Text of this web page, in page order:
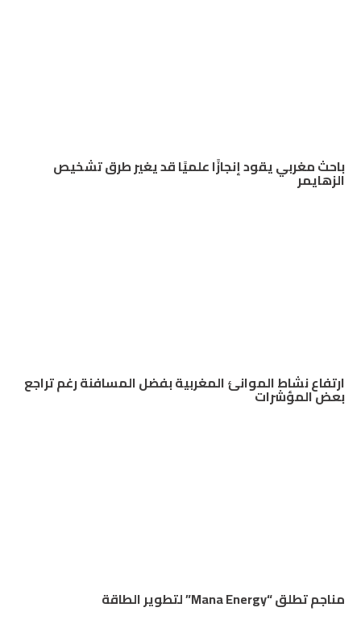
باحث مغربي يقود إنجازًا علميًا قد يغير طرق تشخيص
الزهايمر
ارتفاع نشاط الموانئ المغربية بفضل المسافنة رغم تراجع
بعض المؤشرات
مناجم تطلق “Mana Energy” لتطوير الطاقة